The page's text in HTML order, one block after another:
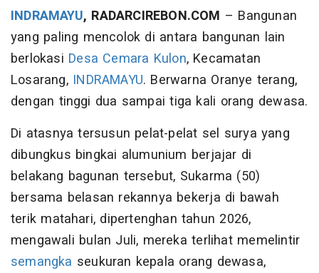
INDRAMAYU, RADARCIREBON.COM – Bangunan
yang paling mencolok di antara bangunan lain
berlokasi Desa Cemara Kulon, Kecamatan
Losarang, INDRAMAYU. Berwarna Oranye terang,
dengan tinggi dua sampai tiga kali orang dewasa.
Di atasnya tersusun pelat-pelat sel surya yang
dibungkus bingkai alumunium berjajar di
belakang bagunan tersebut, Sukarma (50)
bersama belasan rekannya bekerja di bawah
terik matahari, dipertenghan tahun 2026,
mengawali bulan Juli, mereka terlihat memelintir
semangka seukuran kepala orang dewasa,